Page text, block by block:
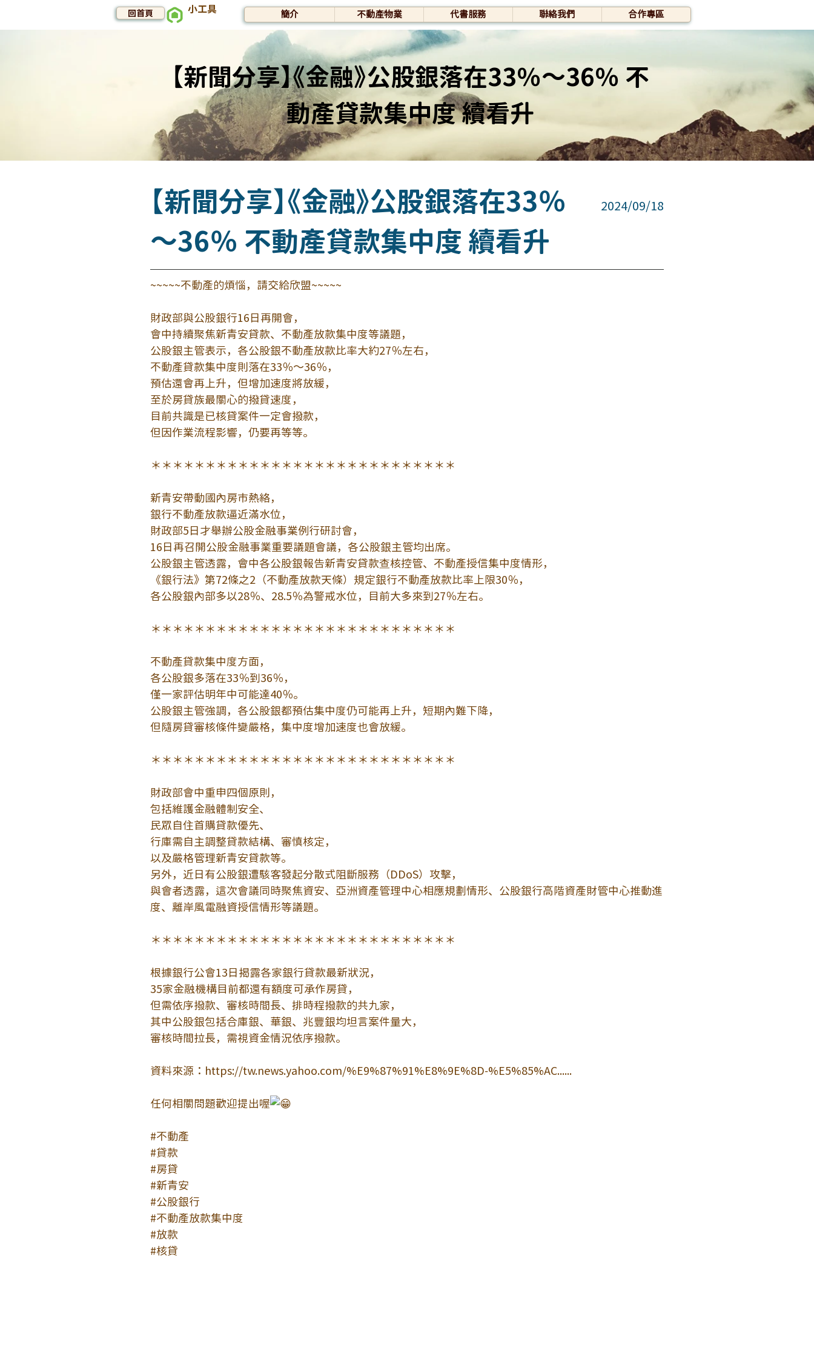
回首頁 小工具 簡介 不動產物業 代書服務 聯絡我們 合作專區
【新聞分享】《金融》公股銀落在33％～36％ 不
動產貸款集中度 續看升
【新聞分享】《金融》公股銀落在33％
～36％ 不動產貸款集中度 續看升
2024/09/18
~~~~~不動產的煩惱，請交給欣盟~~~~~
財政部與公股銀行16日再開會，
會中持續聚焦新青安貸款、不動產放款集中度等議題，
公股銀主管表示，各公股銀不動產放款比率大約27％左右，
不動產貸款集中度則落在33％～36％，
預估還會再上升，但增加速度將放緩，
至於房貸族最關心的撥貸速度，
目前共識是已核貸案件一定會撥款，
但因作業流程影響，仍要再等等。
＊＊＊＊＊＊＊＊＊＊＊＊＊＊＊＊＊＊＊＊＊＊＊＊＊＊＊＊
新青安帶動國內房市熱絡，
銀行不動產放款逼近滿水位，
財政部5日才舉辦公股金融事業例行研討會，
16日再召開公股金融事業重要議題會議，各公股銀主管均出席。
公股銀主管透露，會中各公股銀報告新青安貸款查核控管、不動產授信集中度情形，
《銀行法》第72條之2（不動產放款天條）規定銀行不動產放款比率上限30％，
各公股銀內部多以28％、28.5％為警戒水位，目前大多來到27％左右。
＊＊＊＊＊＊＊＊＊＊＊＊＊＊＊＊＊＊＊＊＊＊＊＊＊＊＊＊
不動產貸款集中度方面，
各公股銀多落在33％到36％，
僅一家評估明年中可能達40％。
公股銀主管強調，各公股銀都預估集中度仍可能再上升，短期內難下降，
但隨房貸審核條件變嚴格，集中度增加速度也會放緩。
＊＊＊＊＊＊＊＊＊＊＊＊＊＊＊＊＊＊＊＊＊＊＊＊＊＊＊＊
財政部會中重申四個原則，
包括維護金融體制安全、
民眾自住首購貸款優先、
行庫需自主調整貸款結構、審慎核定，
以及嚴格管理新青安貸款等。
另外，近日有公股銀遭駭客發起分散式阻斷服務（DDoS）攻擊，
與會者透露，這次會議同時聚焦資安、亞洲資產管理中心相應規劃情形、公股銀行高階資產財管中心推動進
度、離岸風電融資授信情形等議題。
＊＊＊＊＊＊＊＊＊＊＊＊＊＊＊＊＊＊＊＊＊＊＊＊＊＊＊＊
根據銀行公會13日揭露各家銀行貸款最新狀況，
35家金融機構目前都還有額度可承作房貸，
但需依序撥款、審核時間長、排時程撥款的共九家，
其中公股銀包括合庫銀、華銀、兆豐銀均坦言案件量大，
審核時間拉長，需視資金情況依序撥款。
資料來源： https://tw.news.yahoo.com/%E9%87%91%E8%9E%8D-%E5%85%AC......
任何相關問題歡迎提出喔
#不動產
#貸款
#房貸
#新青安
#公股銀行
#不動產放款集中度
#放款
#核貸